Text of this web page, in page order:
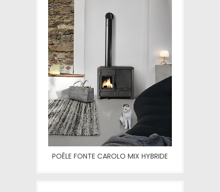
POÊLE FONTE CAROLO MIX HYBRIDE